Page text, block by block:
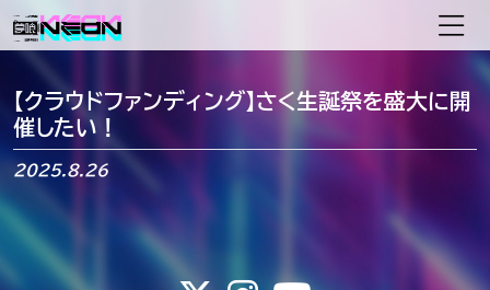
メインナビゲーション
【クラウドファンディング】さく生誕祭を盛大に開
催したい！
2025.8.26